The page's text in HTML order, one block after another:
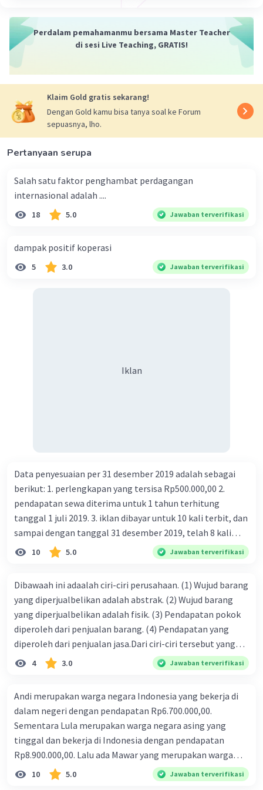
Perdalam pemahamanmu bersama Master Teacher
di sesi Live Teaching, GRATIS!
Klaim Gold gratis sekarang!
Dengan Gold kamu bisa tanya soal ke Forum
sepuasnya, lho.
Pertanyaan serupa
Salah satu faktor penghambat perdagangan
internasional adalah ....
18 5.0 Jawaban terverifikasi
dampak positif koperasi
5 3.0 Jawaban terverifikasi
Iklan
Data penyesuaian per 31 desember 2019 adalah sebagai
berikut: 1. perlengkapan yang tersisa Rp500.000,00 2.
pendapatan sewa diterima untuk 1 tahun terhitung
tanggal 1 juli 2019. 3. iklan dibayar untuk 10 kali terbit, dan
sampai dengan tanggal 31 desember 2019, telah 8 kali
terbit. 4. gaji terutang untuk periode berjalan sebesar
Rp800.000,00 dari data di atas, pencatatan jurnal pembalik
10 5.0 Jawaban terverifikasi
Dibawaah ini adaalah ciri-ciri perusahaan. (1) Wujud barang
yang diperjualbelikan adalah abstrak. (2) Wujud barang
yang diperjualbelikan adalah fisik. (3) Pendapatan pokok
diperoleh dari penjualan barang. (4) Pendapatan yang
diperoleh dari penjualan jasa.Dari ciri-ciri tersebut yang
merupakan ciri dari perusahaan dagang ditunjukan pada
nomor…. a. 1 dan 3 b. 3 dan 4 c. 2 dan 3 d. 1 dan 2 e. 2 dan 4
4 3.0 Jawaban terverifikasi
Andi merupakan warga negara Indonesia yang bekerja di
dalam negeri dengan pendapatan Rp6.700.000,00.
Sementara Lula merupakan warga negara asing yang
tinggal dan bekerja di Indonesia dengan pendapatan
Rp8.900.000,00. Lalu ada Mawar yang merupakan warga
negara Indonesia yang tinggal dan bekerja di luar negeri
dengan pendapatan Rp11.000.000,00. Hitunglah PNB
10 5.0 Jawaban terverifikasi